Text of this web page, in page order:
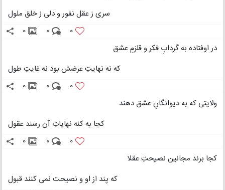
سری ز عقل نفور و دلی ز خلق ملول
0
0
0
در اوفتاده به گردابِ فکر و قلزمِ عشق
که نه نهایتِ عرضش بود نه غایتِ طول
0
0
0
ولایتی که به دیوانگانِ عشق دهند
کجا به کنه نهایاتِ آن رسند عقول
0
0
0
کجا برند مجانین نصیحتِ عقلا
که پند از او و نصیحت نمی کنند قبول